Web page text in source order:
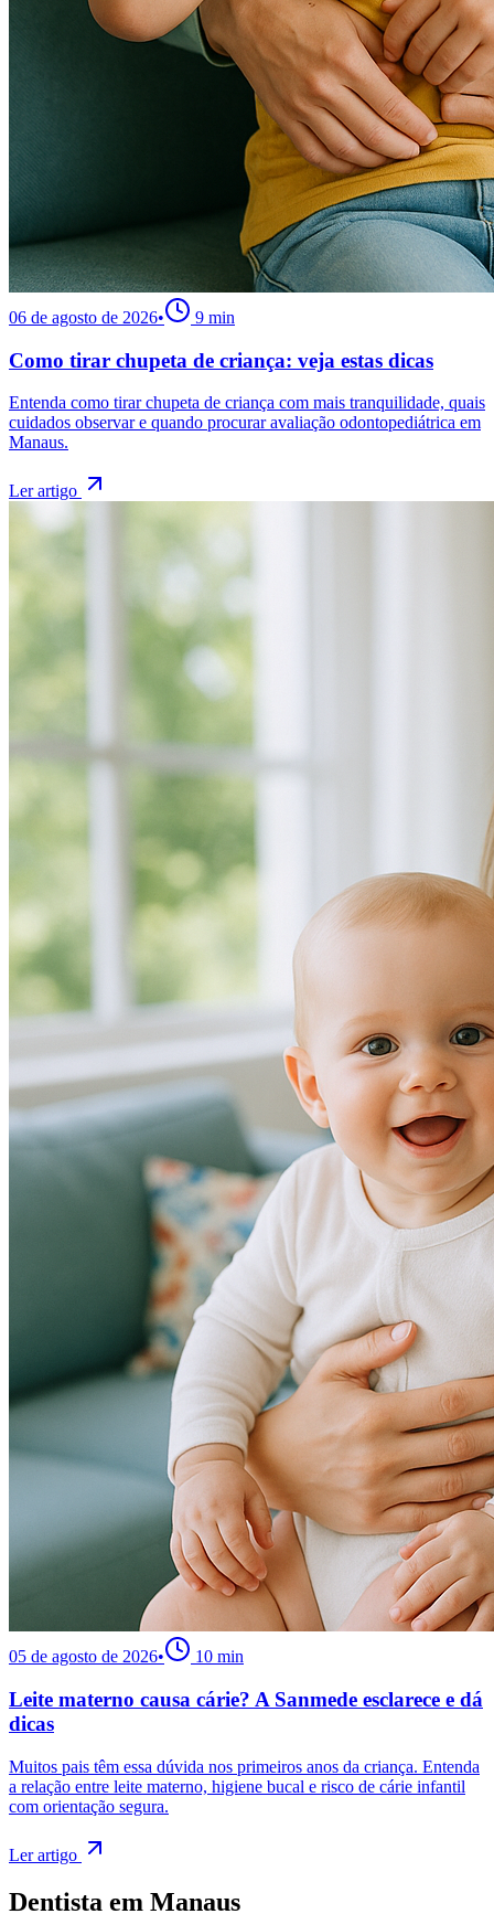
06 de agosto de 2026• 9 min
Como tirar chupeta de criança: veja estas dicas
Entenda como tirar chupeta de criança com mais tranquilidade, quais
cuidados observar e quando procurar avaliação odontopediátrica em
Manaus.
Ler artigo
05 de agosto de 2026• 10 min
Leite materno causa cárie? A Sanmede esclarece e dá
dicas
Muitos pais têm essa dúvida nos primeiros anos da criança. Entenda
a relação entre leite materno, higiene bucal e risco de cárie infantil
com orientação segura.
Ler artigo
Dentista em Manaus